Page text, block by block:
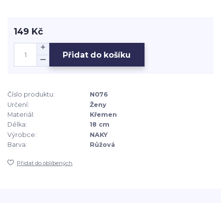
149 Kč
Přidat do košíku
Číslo produktu:
N076
Určení:
Ženy
Materiál:
Křemen
Délka:
18 cm
Výrobce:
NAKY
Barva:
Růžová
Přidat do oblíbených